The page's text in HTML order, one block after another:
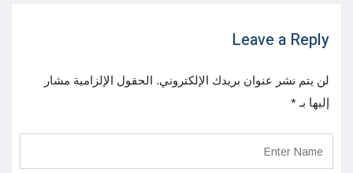
Leave a Reply
لن يتم نشر عنوان بريدك الإلكتروني. الحقول الإلزامية مشار
إليها بـ *